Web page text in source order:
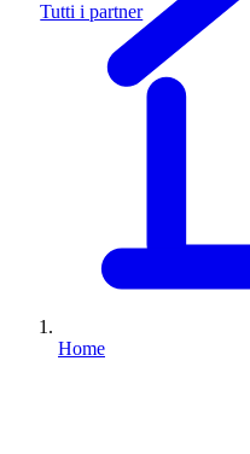
Tutti i partner
Home